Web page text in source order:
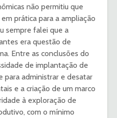
não permitiu que
prática para a ampliação
sempre falei que a
era questão de
Entre as conclusões do
de implantação de
para administrar e desatar
e a criação de um marco
à exploração de
com o mínimo